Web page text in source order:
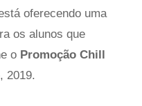
oferecendo uma
os alunos que
o Promoção Chill
2019.